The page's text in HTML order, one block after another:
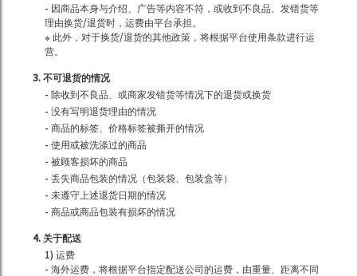
- 因商品本身与介绍、广告等内容不符，或收到不良品、发错货等
理由换货/退货时，运费由平台承担。
※ 此外，对于换货/退货的其他政策，将根据平台使用条款进行运
营。
3. 不可退货的情况
- 除收到不良品、或商家发错货等情况下的退货或换货
- 没有写明退货理由的情况
- 商品的标签、价格标签被撕开的情况
- 使用或被洗涤过的商品
- 被顾客损坏的商品
- 丢失商品包装的情况（包装袋、包装盒等）
- 未遵守上述退货日期的情况
- 商品或商品包装有损坏的情况
4. 关于配送
1) 运费
- 海外运费，将根据平台指定配送公司的运费，由重量、距离不同